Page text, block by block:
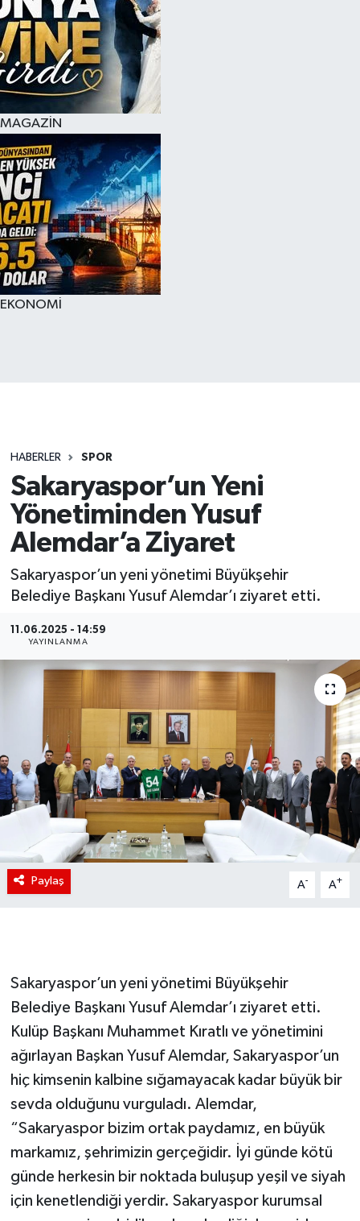
MAGAZİN
EKONOMİ
HABERLER SPOR
Sakaryaspor’un Yeni
Yönetiminden Yusuf
Alemdar’a Ziyaret
Sakaryaspor’un yeni yönetimi Büyükşehir
Belediye Başkanı Yusuf Alemdar’ı ziyaret etti.
11.06.2025 - 14:59
YAYINLANMA
Paylaş A- A+
Sakaryaspor’un yeni yönetimi Büyükşehir
Belediye Başkanı Yusuf Alemdar’ı ziyaret etti.
Kulüp Başkanı Muhammet Kıratlı ve yönetimini
ağırlayan Başkan Yusuf Alemdar, Sakaryaspor’un
hiç kimsenin kalbine sığamayacak kadar büyük bir
sevda olduğunu vurguladı. Alemdar,
“Sakaryaspor bizim ortak paydamız, en büyük
markamız, şehrimizin gerçeğidir. İyi günde kötü
günde herkesin bir noktada buluşup yeşil ve siyah
için kenetlendiği yerdir. Sakaryaspor kurumsal